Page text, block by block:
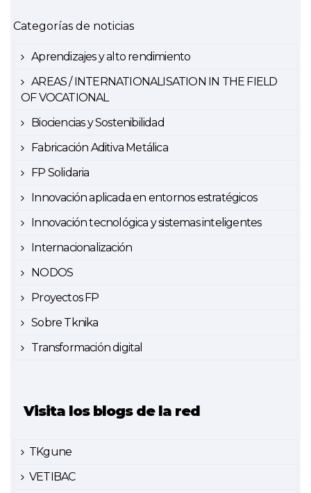
Categorías de noticias
Aprendizajes y alto rendimiento
AREAS / INTERNATIONALISATION IN THE FIELD
OF VOCATIONAL
Biociencias y Sostenibilidad
Fabricación Aditiva Metálica
FP Solidaria
Innovación aplicada en entornos estratégicos
Innovación tecnológica y sistemas inteligentes
Internacionalización
NODOS
Proyectos FP
Sobre Tknika
Transformación digital
Visita los blogs de la red
TKgune
VETIBAC